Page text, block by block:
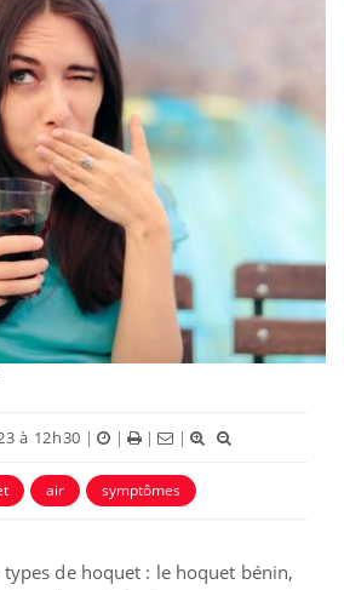
à 12h30 | | | |
air symptômes
de hoquet : le hoquet bénin,